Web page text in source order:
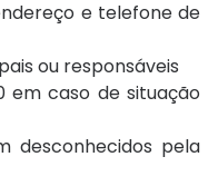
e telefone de
ou responsáveis
em caso de situação
desconhecidos pela